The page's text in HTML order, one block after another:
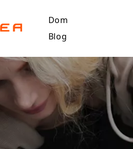
Dom
Blog